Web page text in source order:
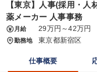
【東京】人事(採用・
薬メーカー 人事事務
月給 29万円～42万円
勤務地 東京都新宿区
仕事概要